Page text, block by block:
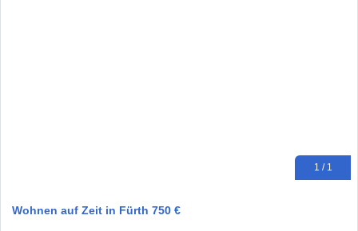
1 / 1
Wohnen auf Zeit in Fürth 750 €